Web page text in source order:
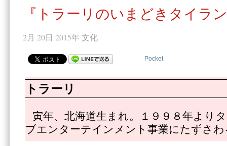
『トラーリのいまどきタイラ
2月 20日 2015年 文化
Pocket
トラーリ
寅年、北海道生まれ。１９９８年より
ブエンターテインメント事業にたずさわ